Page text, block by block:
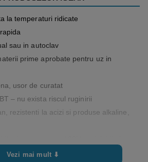
la temperaturi ridicate
sau in autoclav
prime aprobate pentru uz in
usor de curatat
– nu exista riscul ruginirii
rezistenti la acizi si produse alkaline,
Vezi mai mult ⬇